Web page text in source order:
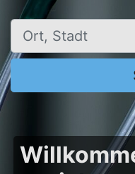
Ort, Stadt